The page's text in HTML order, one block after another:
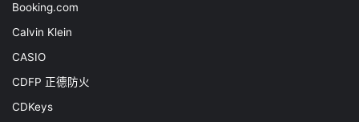
Booking.com
Calvin Klein
CASIO
CDFP 正德防火
CDKeys